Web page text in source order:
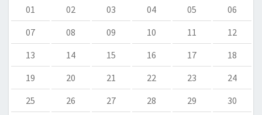
01 02 03 04 05
06
07
08 09 10 11
12
13
14 15 16 17
18
19
20 21 22 23
24
25
26 27 28 29 30